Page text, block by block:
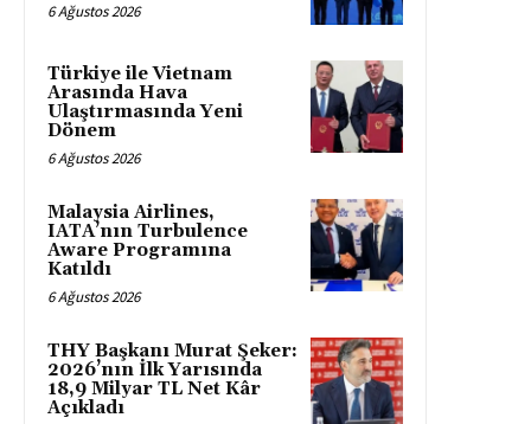
6 Ağustos 2026
Türkiye ile Vietnam
Arasında Hava
Ulaştırmasında Yeni
Dönem
6 Ağustos 2026
Malaysia Airlines,
IATA’nın Turbulence
Aware Programına
Katıldı
6 Ağustos 2026
THY Başkanı Murat Şeker:
2026’nın İlk Yarısında
18,9 Milyar TL Net Kâr
Açıkladı